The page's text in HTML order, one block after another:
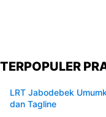
TERPOPULER
LRT Jabodebek
dan Tagline